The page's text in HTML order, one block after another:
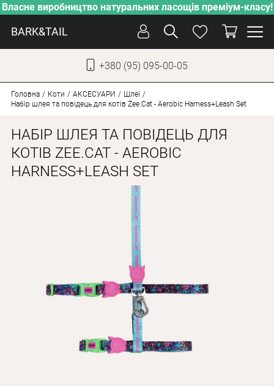
Власне виробництво натуральних ласощів преміум-класу!
BARK&TAIL
+380 (95) 095-00-05
ДОГЛЯД
ПІКЛУВАННЯ
ВІД СПЕКИ
ВЛАСНЕ ВИРОБНИЦТВО
НОВИНКИ
АКЦІЇ
ДЛЯ СОБАК
Оплата і доставка
Програма лояльності
Про Нас
Оптовим клієнтам
Головна Коти АКСЕСУАРИ
Шлеї
Набір шлея та повідець для котів Zee.Cat - Aerobic Harness+Leash Set
НАБІР ШЛЕЯ ТА ПОВІДЕЦЬ ДЛЯ
КОТІВ ZEE.CAT - AEROBIC
HARNESS+LEASH SET